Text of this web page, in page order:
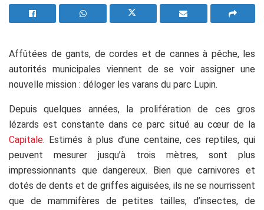
Affûtées de gants, de cordes et de cannes à pêche, les
autorités municipales viennent de se voir assigner une
nouvelle mission : déloger les varans du parc Lupin.
Depuis quelques années, la prolifération de ces gros
lézards est constante dans ce parc situé au cœur de la
Capitale. Estimés à plus d’une centaine, ces reptiles, qui
peuvent mesurer jusqu’à trois mètres, sont plus
impressionnants que dangereux. Bien que carnivores et
dotés de dents et de griffes aiguisées, ils ne se nourrissent
que de mammifères de petites tailles, d’insectes, de